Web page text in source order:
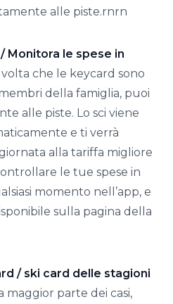
alle piste.rnrn
Monitora le spese in
che le keycard sono
della famiglia, puoi
alle piste. Lo sci viene
e ti verrà
alla tariffa migliore
le tue spese in
momento nell’app, e
sulla pagina della
/ ski card delle stagioni
maggior parte dei casi,